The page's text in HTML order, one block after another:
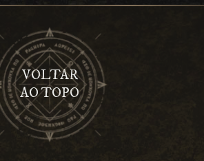
VOLTAR
AO TOPO